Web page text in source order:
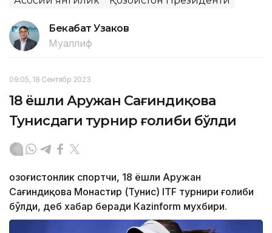
Бекабат Узаков
Муаллиф
09:05, 18 Сентябр 2023
18 ёшли Аружан Сағиндиқова
Тунисдаги турнир ғолиби бўлди
Қозоғистонлик спортчи, 18 ёшли Аружан
Сағиндиқова Монастир (Тунис) ITF турнири ғолиби
бўлди, деб хабар беради Каzinform мухбири.